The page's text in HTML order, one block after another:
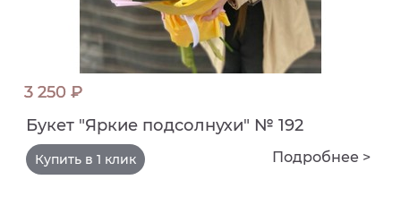
3 250 ₽
Букет "Яркие подсолнухи" № 192
Купить в 1 клик Подробнее >